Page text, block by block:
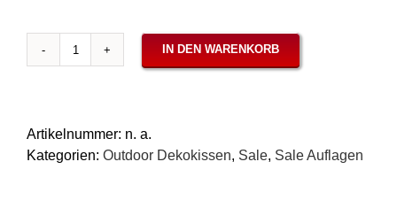
Dekokissen
Maße,
Palermo
IN DEN WARENKORB
Artikelnummer: n. a.
Kategorien: Outdoor Dekokissen, Sale, Sale Auflagen